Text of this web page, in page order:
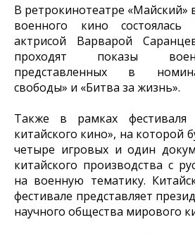
В ретрокинотеатре «Майский»
военного кино
актрисой Варварой
проходят показы
представленных в
свободы» и «Битва за жизнь».
Также в рамках фестиваля
китайского кино», на которой
четыре игровых и один
китайского производства с
на военную тематику.
фестивале представляет
научного общества мирового